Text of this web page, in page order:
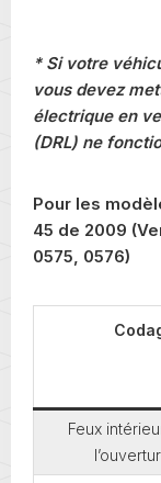
* Si votre
vous devez
électrique en
(DRL) ne
Pour les
45 de 2009
0575, 0576)
Feux